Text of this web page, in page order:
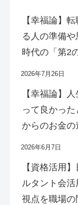
【幸福論】
る人の準備
時代の「第2
2026年7月26日
【幸福論】
って良かっ
からのお金の
2026年6月7日
【資格活用
ルタント会
視点を職場の